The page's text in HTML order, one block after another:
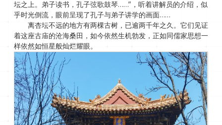
坛之上。弟子读书，孔子弦歌鼓琴……”，听着讲解员的介绍，似
乎时光倒流，眼前呈现了孔子与弟子讲学的画面……
离杏坛不远的地方有两棵古树，已逾两千年之久。它们见证
着这座古庙的沧海桑田，如今依然生机勃发，正如同儒家思想一
样依然如恒星般灿烂耀眼。